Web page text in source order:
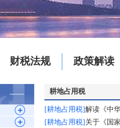
财税法规 政策解读
耕地占用税
[耕地占用税]解读《中
[耕地占用税] 关于《国